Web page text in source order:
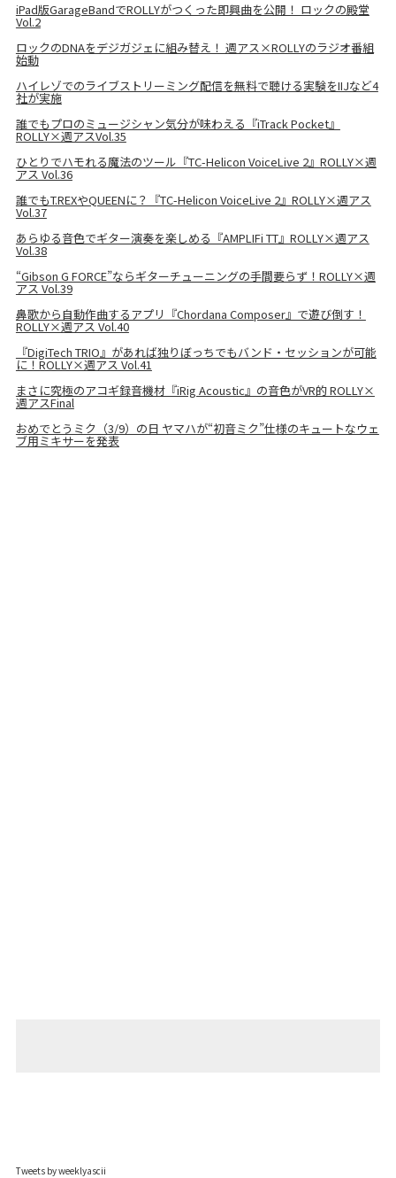
iPad版GarageBandでROLLYがつくった即興曲を公開！ ロックの殿堂
Vol.2
ロックのDNAをデジガジェに組み替え！ 週アス×ROLLYのラジオ番組
始動
ハイレゾでのライブストリーミング配信を無料で聴ける実験をIIJなど4
社が実施
誰でもプロのミュージシャン気分が味わえる『iTrack Pocket』
ROLLY×週アスVol.35
ひとりでハモれる魔法のツール『TC-Helicon VoiceLive 2』ROLLY×週
アス Vol.36
誰でもT.REXやQUEENに？『TC-Helicon VoiceLive 2』ROLLY×週アス
Vol.37
あらゆる音色でギター演奏を楽しめる『AMPLIFi TT』ROLLY×週アス
Vol.38
“Gibson G FORCE”ならギターチューニングの手間要らず！ROLLY×週
アス Vol.39
鼻歌から自動作曲するアプリ『Chordana Composer』で遊び倒す！
ROLLY×週アス Vol.40
『DigiTech TRIO』があれば独りぼっちでもバンド・セッションが可能
に！ROLLY×週アス Vol.41
まさに究極のアコギ録音機材『iRig Acoustic』の音色がVR的 ROLLY×
週アスFinal
おめでとうミク（3/9）の日 ヤマハが“初音ミク”仕様のキュートなウェ
ブ用ミキサーを発表
Tweets by weeklyascii